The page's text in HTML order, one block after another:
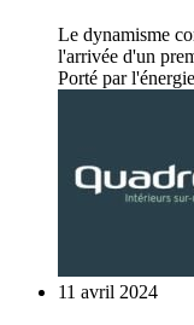
Le dynamisme
l'arrivée d'un
Porté par
11 avril 2024